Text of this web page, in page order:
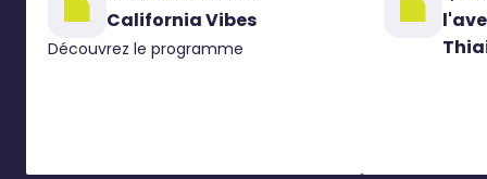
California Vibes
Découvrez le programme